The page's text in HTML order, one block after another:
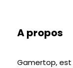
A propos
Gamertop, est